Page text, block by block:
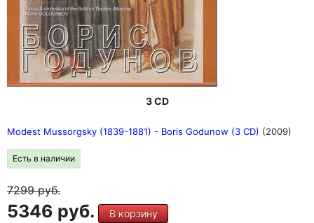
3 CD
Modest Mussorgsky (1839-1881) - Boris Godunow (3 CD) (2009)
Есть в наличии
7299руб.
5346 руб. В корзину